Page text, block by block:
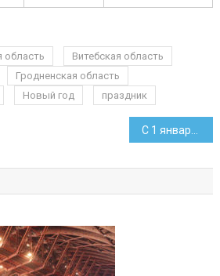
область
Витебская область
Гродненская область
Новый год праздник